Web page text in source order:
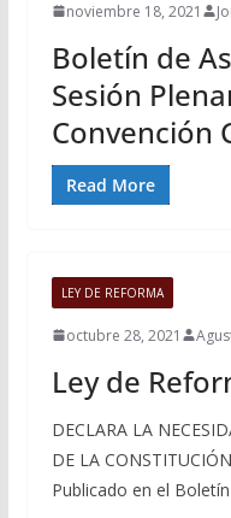
noviembre 18, 2021
Boletín de
Sesión
Convención
Read More
LEY DE REFORMA
octubre 28, 2021
Ley de
DECLARA LA
DE LA
Publicado en el